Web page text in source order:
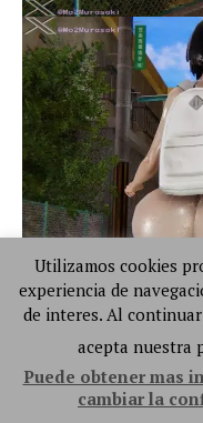
Utilizamos cookies
experiencia de
de interes. Al
acepta nuestra
Puede obtener mas
cambiar la